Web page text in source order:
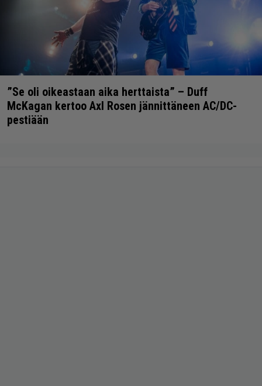
”Se oli oikeastaan aika herttaista” – Duff
McKagan kertoo Axl Rosen jännittäneen AC/DC-
pestiään